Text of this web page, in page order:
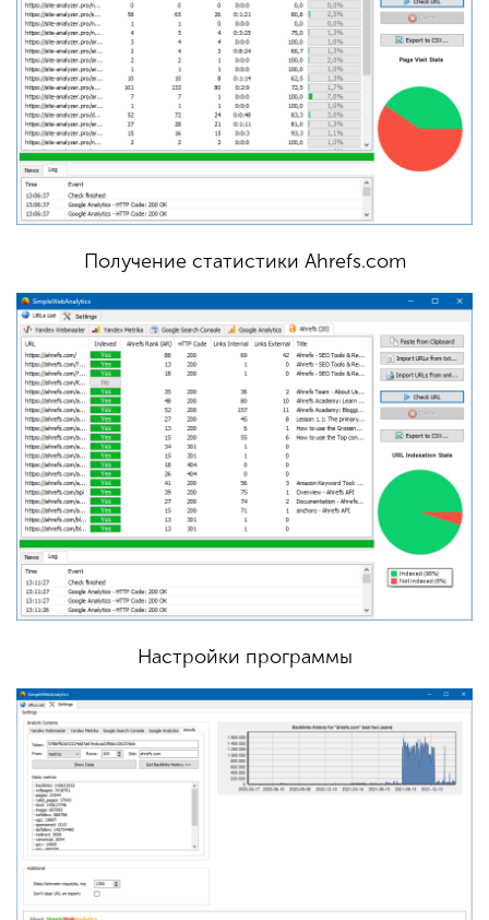
Получение статистики Ahrefs.com
Настройки программы